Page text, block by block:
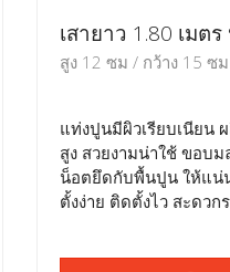
เสายาว 1.80 เมต
สูง 12 ซม / กว้าง 15 ซ
แท่งปูนมีผิวเรียบเนียน
สูง สวยงามน่าใช้ ขอบ
น็อตยึดกับพื้นปูน ให้แน่
ตั้งง่าย ติดตั้งไว สะดวก